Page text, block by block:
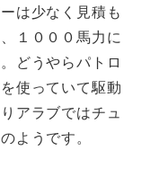
は少なく見積も
１０００馬力に
どうやらパトロ
使っていて駆動
アラブではチュ
ようです。